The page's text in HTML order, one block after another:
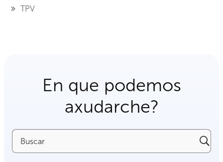
TPV
En que podemos
axudarche?
Buscar